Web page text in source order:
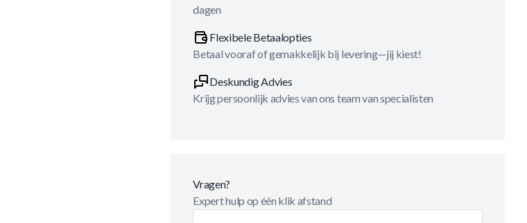
dagen
Flexibele Betaalopties
Betaal vooraf of gemakkelijk bij levering—jij kiest!
Deskundig Advies
Krijg persoonlijk advies van ons team van specialisten
Vragen?
Expert hulp op één klik afstand